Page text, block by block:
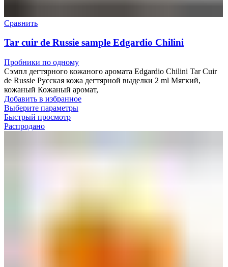
Сравнить
Tar cuir de Russie sample Edgardio Chilini
Пробники по одному
Сэмпл дегтярного кожаного аромата Edgardio Chilini Tar Cuir
de Russie Русская кожа дегтярной выделки 2 ml Мягкий,
кожаный Кожаный аромат,
Добавить в избранное
Выберите параметры
Быстрый просмотр
Распродано